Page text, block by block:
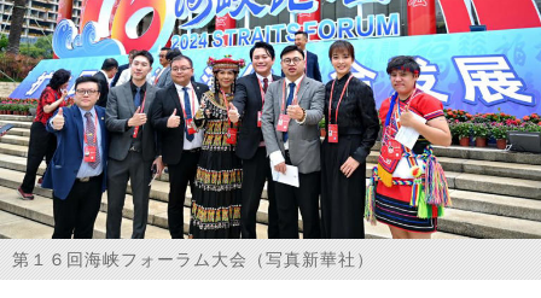
研究員
研究所概要
設立趣意書
お問い合わせ
第１６回海峡フォーラム大会（写真新華社）